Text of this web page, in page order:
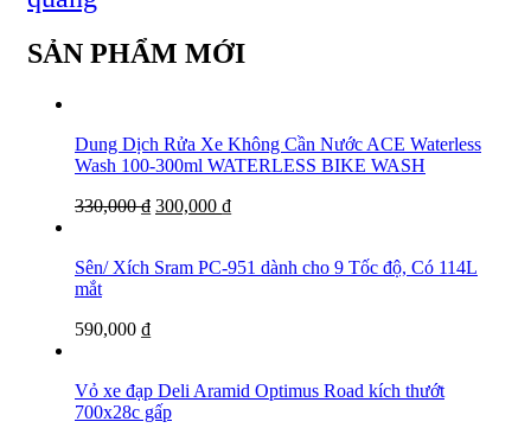
SẢN PHẨM MỚI
Dung Dịch Rửa Xe Không Cần Nước ACE Waterless
Wash 100-300ml WATERLESS BIKE WASH
330,000₫ 300,000 ₫
Sên/ Xích Sram PC-951 dành cho 9 Tốc độ, Có 114L
mắt
590,000 ₫
Vỏ xe đạp Deli Aramid Optimus Road kích thướt
700x28c gấp